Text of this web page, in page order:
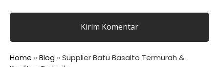
Home » Blog » Supplier Batu Basalto Termurah &